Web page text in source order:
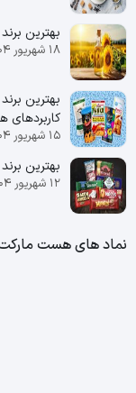
بهترین
۱۸ شهریور ۱۴۰۴
بهترین
کاربردهای
۱۵ شهریور ۱۴۰۴
بهترین
۱۲ شهریور ۱۴۰۴
نماد های هست